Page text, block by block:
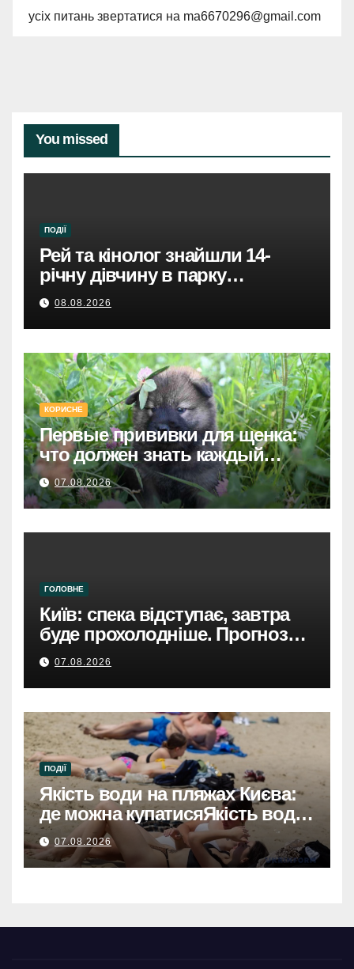
усіх питань звертатися на ma6670296@gmail.com
You missed
ПОДІЇ
Рей та кінолог знайшли 14-
річну дівчину в парку
Святошинського району.
08.08.2026
КОРИСНЕ
Первые прививки для щенка:
что должен знать каждый
хозяин
07.08.2026
ГОЛОВНЕ
Київ: спека відступає, завтра
буде прохолодніше. Прогноз
погоди
07.08.2026
ПОДІЇ
Якість води на пляжах Києва:
де можна купатисяЯкість води
на пляжах Києва: безпечні
місця для купання.
07.08.2026